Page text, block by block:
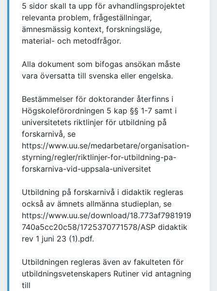
5 sidor skall ta upp för avhandlingsprojektet
relevanta problem, frågeställningar,
ämnesmässig kontext, forskningsläge,
material- och metodfrågor.
Alla dokument som bifogas ansökan måste
vara översatta till svenska eller engelska.
Bestämmelser för doktorander återfinns i
Högskoleförordningen 5 kap §§ 1-7 samt i
universitetets riktlinjer för utbildning på
forskarnivå, se
https://www.uu.se/medarbetare/organisation-
styrning/regler/riktlinjer-for-utbildning-pa-
forskarniva-vid-uppsala-universitet
Utbildning på forskarnivå i didaktik regleras
också av ämnets allmänna studieplan, se
https://www.uu.se/download/18.773af7981919
740a5cc20c58/1725370771578/ASP didaktik
rev 1 juni 23 (1).pdf.
Utbildningen regleras även av fakulteten för
utbildningsvetenskapers Rutiner vid antagning
till